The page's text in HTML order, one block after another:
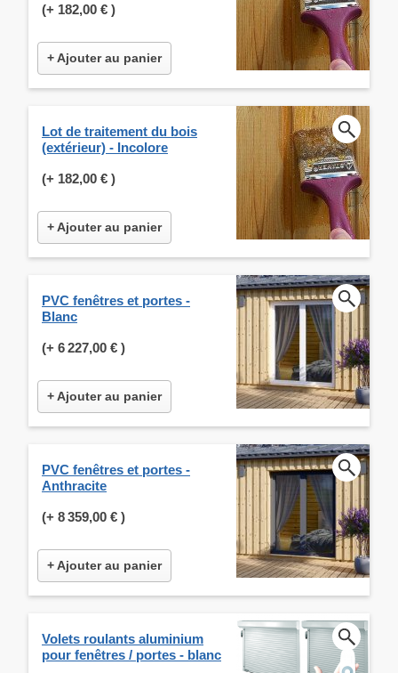
(+ 182,00 € )
+ Ajouter au panier
Lot de traitement du bois
(extérieur) - Incolore
(+ 182,00 € )
+ Ajouter au panier
PVC fenêtres et portes -
Blanc
(+ 6 227,00 € )
+ Ajouter au panier
PVC fenêtres et portes -
Anthracite
(+ 8 359,00 € )
+ Ajouter au panier
Volets roulants aluminium
pour fenêtres / portes - blanc